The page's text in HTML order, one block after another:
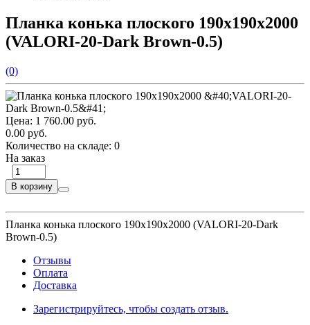
Планка конька плоского 190х190х2000
(VALORI-20-Dark Brown-0.5)
(0)
Цена: 1 760.00 руб.
0.00 руб.
Количество на складе: 0
На заказ
В корзину
Планка конька плоского 190х190х2000 (VALORI-20-Dark
Brown-0.5)
Отзывы
Оплата
Доставка
Зарегистрируйтесь, чтобы создать отзыв.